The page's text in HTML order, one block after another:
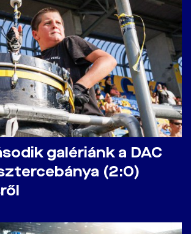
galériánk a DAC
(2:0)